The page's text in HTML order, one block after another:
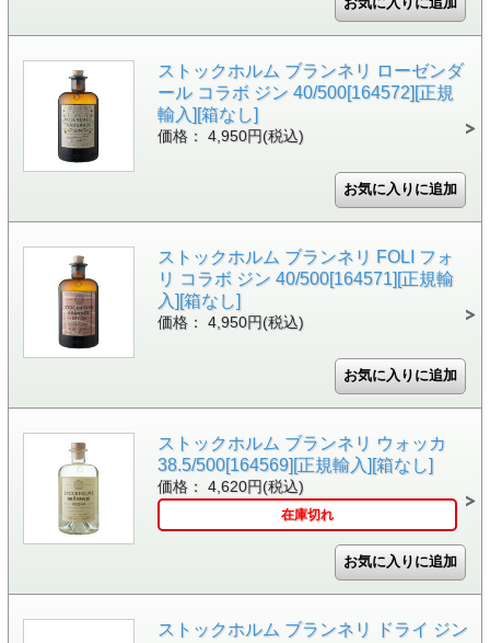
ストックホルム ブランネリ ローゼンダ
ール コラボ ジン 40/500[164572][正規
輸入][箱なし]
価格： 4,950円(税込)
ストックホルム ブランネリ FOLI フォ
リ コラボ ジン 40/500[164571][正規輸
入][箱なし]
価格： 4,950円(税込)
ストックホルム ブランネリ ウォッカ
38.5/500[164569][正規輸入][箱なし]
価格： 4,620円(税込)
在庫切れ
ストックホルム ブランネリ ドライ ジン